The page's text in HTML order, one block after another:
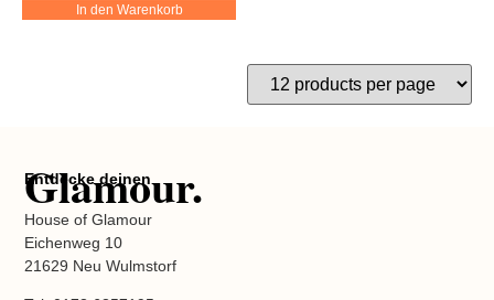
In den Warenkorb
Entdecke deinen
Glamour.
House of Glamour
Eichenweg 10
21629 Neu Wulmstorf